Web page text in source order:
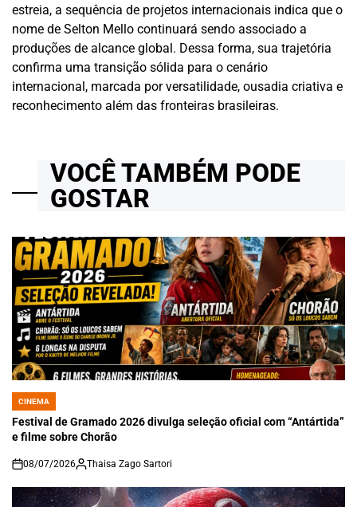
estreia, a sequência de projetos internacionais indica que o
nome de Selton Mello continuará sendo associado a
produções de alcance global. Dessa forma, sua trajetória
confirma uma transição sólida para o cenário
internacional, marcada por versatilidade, ousadia criativa e
reconhecimento além das fronteiras brasileiras.
VOCÊ TAMBÉM PODE
GOSTAR
POSTED
IN
CINEMA
Festival de Gramado 2026 divulga seleção oficial com “Antártida”
e filme sobre Chorão
on
08/07/2026 Thaisa Zago Sartori